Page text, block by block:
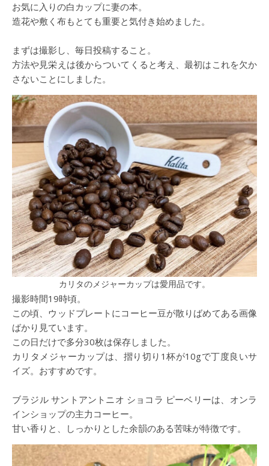
お気に入りの白カップに妻の本。
造花や敷く布もとても重要と気付き始めました。
まずは撮影し、毎日投稿すること。
方法や見栄えは後からついてくると考え、最初はこれを欠か
さないことにしました。
カリタのメジャーカップは愛用品です。
撮影時間19時頃。
この頃、ウッドプレートにコーヒー豆が散りばめてある画像
ばかり見ています。
この日だけで多分30枚は保存しました。
カリタメジャーカップは、摺り切り1杯が10gで丁度良いサ
イズ。おすすめです。
ブラジル サントアントニオ ショコラ ピーベリーは、オンラ
インショップの主力コーヒー。
甘い香りと、しっかりとした余韻のある苦味が特徴です。